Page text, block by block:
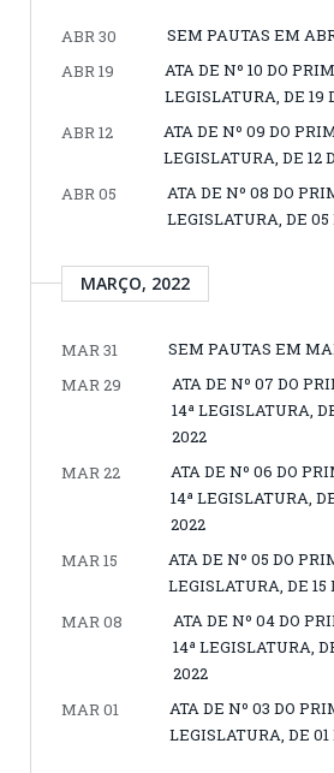
ABR 30
SEM PAUTAS EM
ABR 19
ATA DE Nº 10 DO
LEGISLATURA, DE 19
ABR 12
ATA DE Nº 09 DO
LEGISLATURA, DE 12
ABR 05
ATA DE Nº 08 DO
LEGISLATURA, DE
MARÇO, 2022
MAR 31
SEM PAUTAS EM
MAR 29
ATA DE Nº 07 DO
14ª LEGISLATURA,
2022
MAR 22
ATA DE Nº 06 DO
14ª LEGISLATURA,
2022
MAR 15
ATA DE Nº 05 DO
LEGISLATURA, DE 15
MAR 08
ATA DE Nº 04 DO
14ª LEGISLATURA,
2022
MAR 01
ATA DE Nº 03 DO
LEGISLATURA, DE